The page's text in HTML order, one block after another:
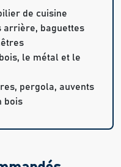
de cuisine
arrière, baguettes
le métal et le
pergola, auvents
bois